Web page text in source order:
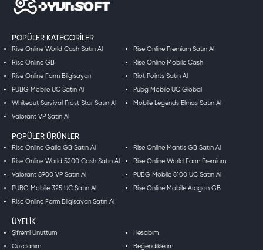
CP, oyun içindeki ilerlemenizi hızlandırmak ve oyun deneyiminizi
içinCall of Duty Storesayfasını ziyaret edebilirsiniz.
yükseltmeleri, ekipmanlar ve avantajlar satın alabilirsiniz.
keyifli hale getirmek için kullanışlı bir araçtır. Daha fazla bilgi için
Duty Storesayfasını ziyaret edebilirsiniz.
POPÜLER KATEGORILER
Rise Online World Cash Satın Al Rise Online Premium Satın Al
Rise Online GB Rise Online Mobile Cash
Rise Online Farm Bilgisayarı Riot Points Satın Al
PUBG Mobile UC Satın Al Pubg Mobile UC Global
Whiteout Survival Frost Star Satın Al Mobile Legends Elmas Satın Al
Valorant VP Satın Al
POPÜLER ÜRÜNLER
Rise Online Galia GB Satın Al Rise Online Mantis GB Satın Al
Rise Online World 5200 Cash Satın Al Rise Online World Farm Premium
Valorant 8900 VP Satın Al PUBG Mobile 8100 UC Satın Al
PUBG Mobile 325 UC Satın Al Rise Online Mobile Aragon GB
Rise Online Farm Bilgisayarı Satın Al
ÜYELIK
Şifremi Unuttum Hesabım
Cüzdanım Beğendiklerim